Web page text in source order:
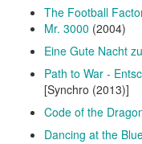
The Football
Mr. 3000 (2004)
Eine Gute Nacht
Path to War -
[Synchro (2013)]
Code of the
Dancing at the